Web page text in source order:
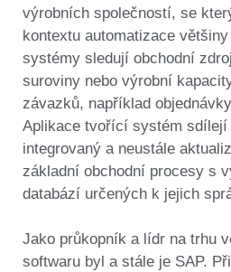
výrobních společností, se
kontextu automatizace
systémy sledují obchodní
suroviny nebo výrobní
závazků, například
Aplikace tvořící systém
integrovaný a neustále
základní obchodní procesy s
databází určených k jejich
Jako průkopník a lídr na trhu
softwaru byl a stále je SAP.